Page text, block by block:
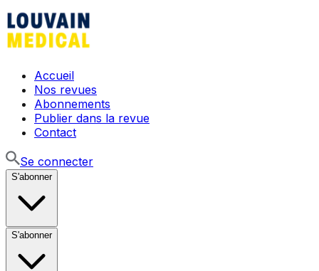
Accueil
Nos revues
Abonnements
Publier dans la revue
Contact
Se connecter
S'abonner
S'abonner